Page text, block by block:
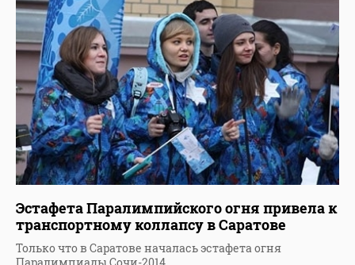
Эстафета Паралимпийского огня привела к
транспортному коллапсу в Саратове
Только что в Саратове началась эстафета огня